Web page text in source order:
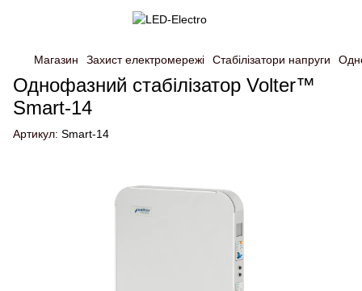
Магазин Захист електромережі Стабілізатори напруги
Однофазний стабілізатор Volter™
Smart-14
Артикул: Smart-14